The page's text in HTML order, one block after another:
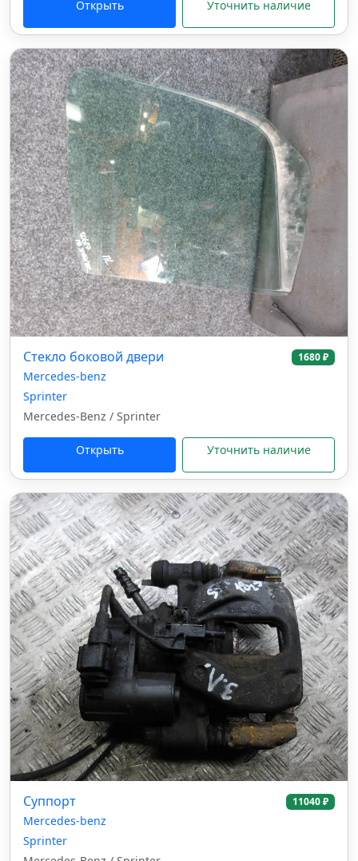
Открыть Уточнить наличие
Стекло боковой двери 1680 ₽
Mercedes-benz
Sprinter
Mercedes-Benz / Sprinter
Открыть Уточнить наличие
Суппорт 11040 ₽
Mercedes-benz
Sprinter